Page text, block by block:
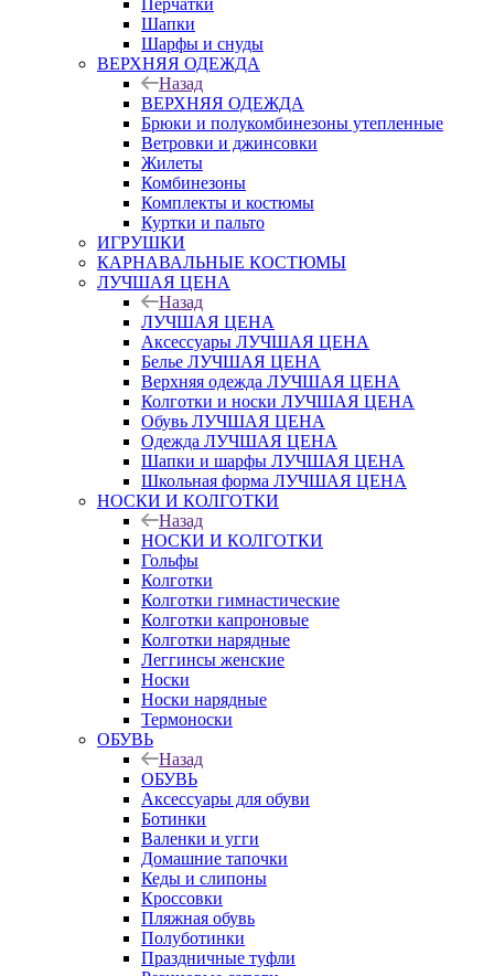
Перчатки
Шапки
Шарфы и снуды
ВЕРХНЯЯ ОДЕЖДА
Назад
ВЕРХНЯЯ ОДЕЖДА
Брюки и полукомбинезоны утепленные
Ветровки и джинсовки
Жилеты
Комбинезоны
Комплекты и костюмы
Куртки и пальто
ИГРУШКИ
КАРНАВАЛЬНЫЕ КОСТЮМЫ
ЛУЧШАЯ ЦЕНА
Назад
ЛУЧШАЯ ЦЕНА
Аксессуары ЛУЧШАЯ ЦЕНА
Белье ЛУЧШАЯ ЦЕНА
Верхняя одежда ЛУЧШАЯ ЦЕНА
Колготки и носки ЛУЧШАЯ ЦЕНА
Обувь ЛУЧШАЯ ЦЕНА
Одежда ЛУЧШАЯ ЦЕНА
Шапки и шарфы ЛУЧШАЯ ЦЕНА
Школьная форма ЛУЧШАЯ ЦЕНА
НОСКИ И КОЛГОТКИ
Назад
НОСКИ И КОЛГОТКИ
Гольфы
Колготки
Колготки гимнастические
Колготки капроновые
Колготки нарядные
Леггинсы женские
Носки
Носки нарядные
Термоноски
ОБУВЬ
Назад
ОБУВЬ
Аксессуары для обуви
Ботинки
Валенки и угги
Домашние тапочки
Кеды и слипоны
Кроссовки
Пляжная обувь
Полуботинки
Праздничные туфли